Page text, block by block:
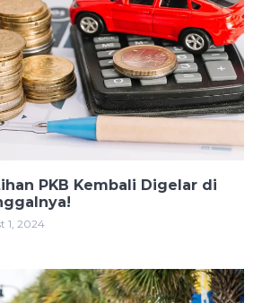
PKB Kembali Digelar di
1, 2024